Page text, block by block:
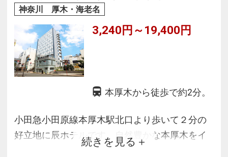
ています。
神奈川 厚木・海老名
3,240円～19,400円
本厚木から徒歩で約2分。
小田急小田原線本厚木駅北口より歩いて２分の
好立地に辰ホテルです。自然豊かな本厚木をイ
メージしたカフェがあり、それぞれのライフス
続きを見る